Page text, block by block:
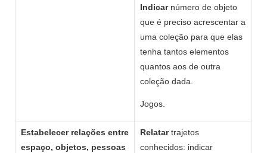
Indicar número de objeto
que é preciso acrescentar a
uma coleção para que elas
tenha tantos elementos
quantos aos de outra
coleção dada.
Jogos.
Estabelecer relações entre
espaço, objetos, pessoas
Relatartrajetos
conhecidos: indicar